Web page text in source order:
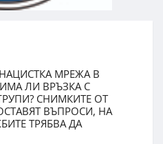
МРЕЖА В
ЛИ ВРЪЗКА С
СНИМКИТЕ ОТ
ВЪПРОСИ, НА
ТРЯБВА ДА